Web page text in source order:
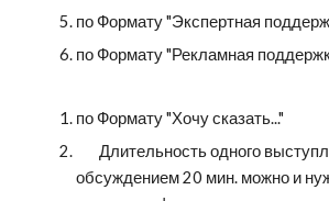
по Формату "Экспертная
по Формату "Рекламная
по Формату "Хочу сказать..."
       Длительность одного выступления вместе с
обсуждением 20 мин. можно и